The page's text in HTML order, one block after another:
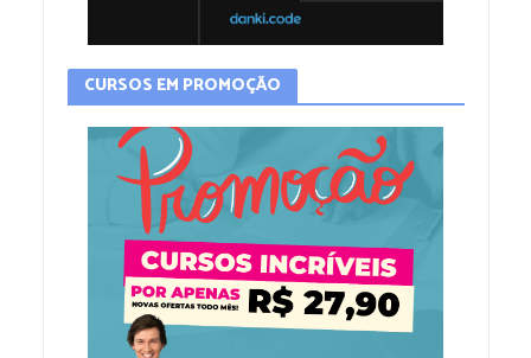
CURSOS EM PROMOÇÃO